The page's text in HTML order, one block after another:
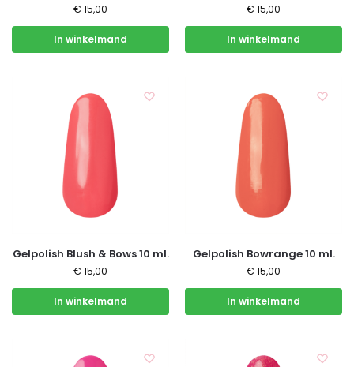
€ 15,00
In winkelmand
€ 15,00
In winkelmand
Gelpolish Blush & Bows 10 ml.
€ 15,00
In winkelmand
Gelpolish Bowrange 10 ml.
€ 15,00
In winkelmand